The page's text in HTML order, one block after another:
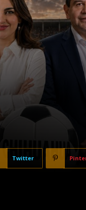
Twitter